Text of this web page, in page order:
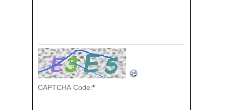
CAPTCHA Code:*